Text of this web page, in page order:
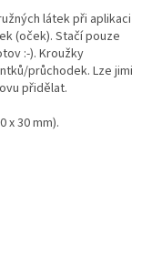
látek při aplikaci
(oček). Stačí pouze
:-). Kroužky
průchodek. Lze jimi
přidělat.
x 30 mm).